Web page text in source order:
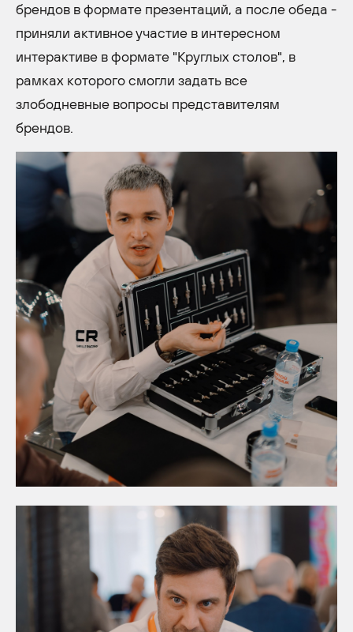
брендов в формате презентаций, а после обеда -
приняли активное участие в интересном
интерактиве в формате "Круглых столов", в
рамках которого смогли задать все
злободневные вопросы представителям
брендов.